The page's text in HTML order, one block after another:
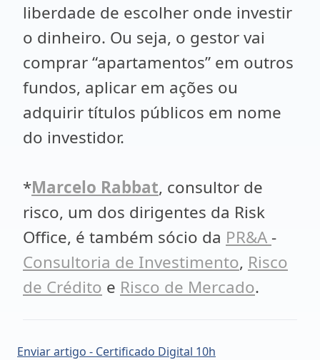
liberdade de escolher onde investir
o dinheiro. Ou seja, o gestor vai
comprar “apartamentos” em outros
fundos, aplicar em ações ou
adquirir títulos públicos em nome
do investidor.
*Marcelo Rabbat, consultor de
risco, um dos dirigentes da Risk
Office, é também sócio da PR&A -
Consultoria de Investimento, Risco
de Crédito e Risco de Mercado.
Enviar artigo - Certificado Digital 10h